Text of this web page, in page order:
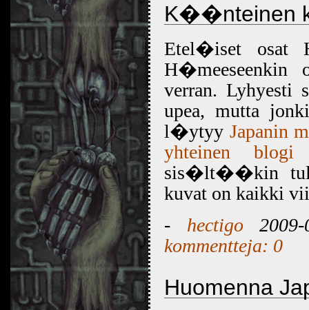
K��nteinen
Etel�iset osat
verran.
upea, mutta
l�ytyy Japanin
yhteinen blogi
sis�lt��kin
kuvat on kaikki
- hectigo2009-
kommentteja: 0
Huomenna